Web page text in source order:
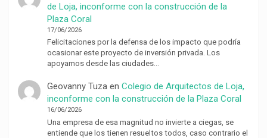
de Loja, inconforme con la construcción de la
Plaza Coral
17/06/2026
Felicitaciones por la defensa de los impacto que podría
ocasionar este proyecto de inversión privada. Los
apoyamos desde las ciudades…
Geovanny Tuzaen Colegio de Arquitectos de Loja,
inconforme con la construcción de la Plaza Coral
16/06/2026
Una empresa de esa magnitud no invierte a ciegas, se
entiende que los tienen resueltos todos, caso contrario el